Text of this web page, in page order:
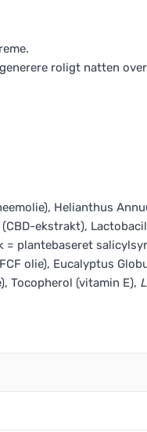
roligt natten
Helianthus
ekstrakt),
plantebaseret
olie), Eucalyptus
Tocopherol (vitamin E),